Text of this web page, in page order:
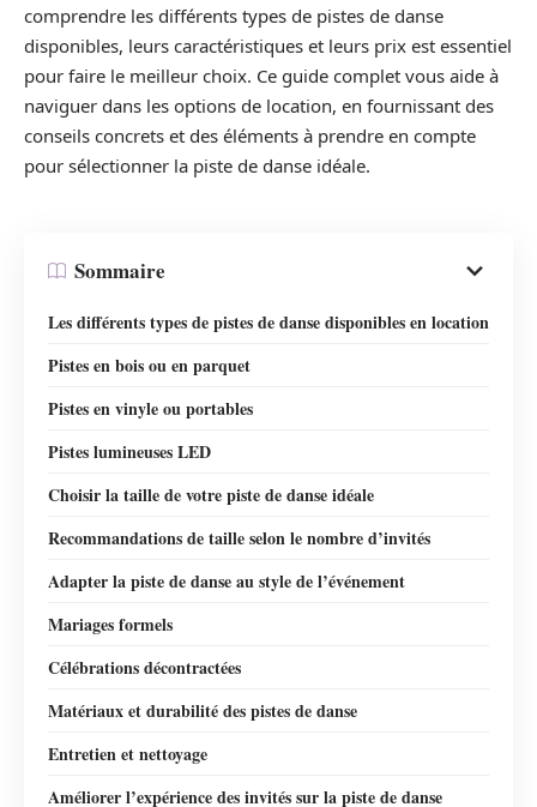
comprendre les différents types de pistes de danse
disponibles, leurs caractéristiques et leurs prix est essentiel
pour faire le meilleur choix. Ce guide complet vous aide à
naviguer dans les options de location, en fournissant des
conseils concrets et des éléments à prendre en compte
pour sélectionner la piste de danse idéale.
Sommaire
Les différents types de pistes de danse disponibles en location
Pistes en bois ou en parquet
Pistes en vinyle ou portables
Pistes lumineuses LED
Choisir la taille de votre piste de danse idéale
Recommandations de taille selon le nombre d’invités
Adapter la piste de danse au style de l’événement
Mariages formels
Célébrations décontractées
Matériaux et durabilité des pistes de danse
Entretien et nettoyage
Améliorer l’expérience des invités sur la piste de danse